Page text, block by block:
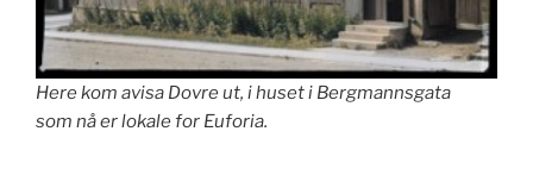
Here kom avisa Dovre ut, i huset i Bergmannsgata
som nå er lokale for Euforia.